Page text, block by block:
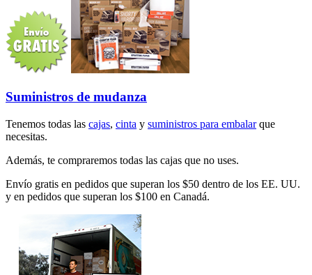
Suministros de mudanza
Tenemos todas las cajas, cinta y suministros para embalarque
necesitas.
Además, te compraremos todas las cajas que no uses.
Envío gratis en pedidos que superan los $50 dentro de los EE. UU.
y en pedidos que superan los $100 en Canadá.